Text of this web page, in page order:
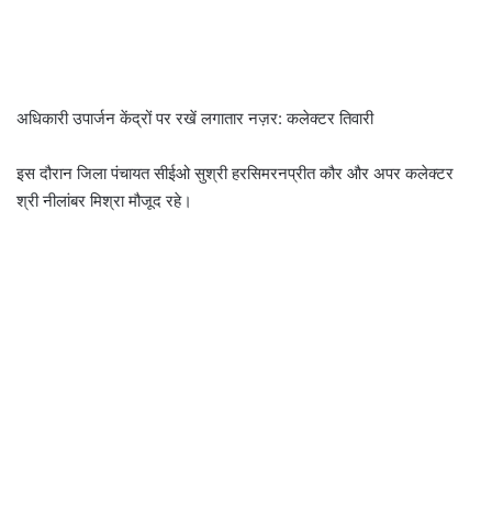
अधिकारी उपार्जन केंद्रों पर रखें लगातार नज़र: कलेक्टर तिवारी
इस दौरान जिला पंचायत सीईओ सुश्री हरसिमरनप्रीत कौर और अपर कलेक्‍टर
श्री नीलांबर मिश्रा मौजूद रहे।